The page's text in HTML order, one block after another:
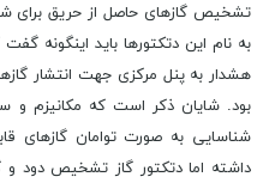
تشخیص گازهای حاصل از حریق برای
به نام این دتکتورها باید اینگونه
هشدار به پنل مرکزی جهت انتشار
بود. شایان ذکر است که مکانیزم و
شناسایی به صورت توامان گازهای
داشته اما دتکتور گاز تشخیص دود